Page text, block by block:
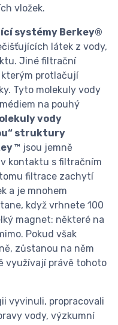
vložek.
systémy Berkey®
látek z vody,
Jiné filtrační
kterým protlačují
Tyto molekuly vody
na pouhý
vody
struktury
™ jsou jemně
kontaktu s filtračním
filtrace zachytí
a je mnohem
když vrhnete 100
magnet: některé na
Pokud však
zůstanou na něm
využívají právě tohoto
vyvinuli, propracovali
vody, výzkumní